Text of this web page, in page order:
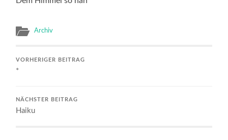
Archiv
VORHERIGER BEITRAG
*
NÄCHSTER BEITRAG
Haiku